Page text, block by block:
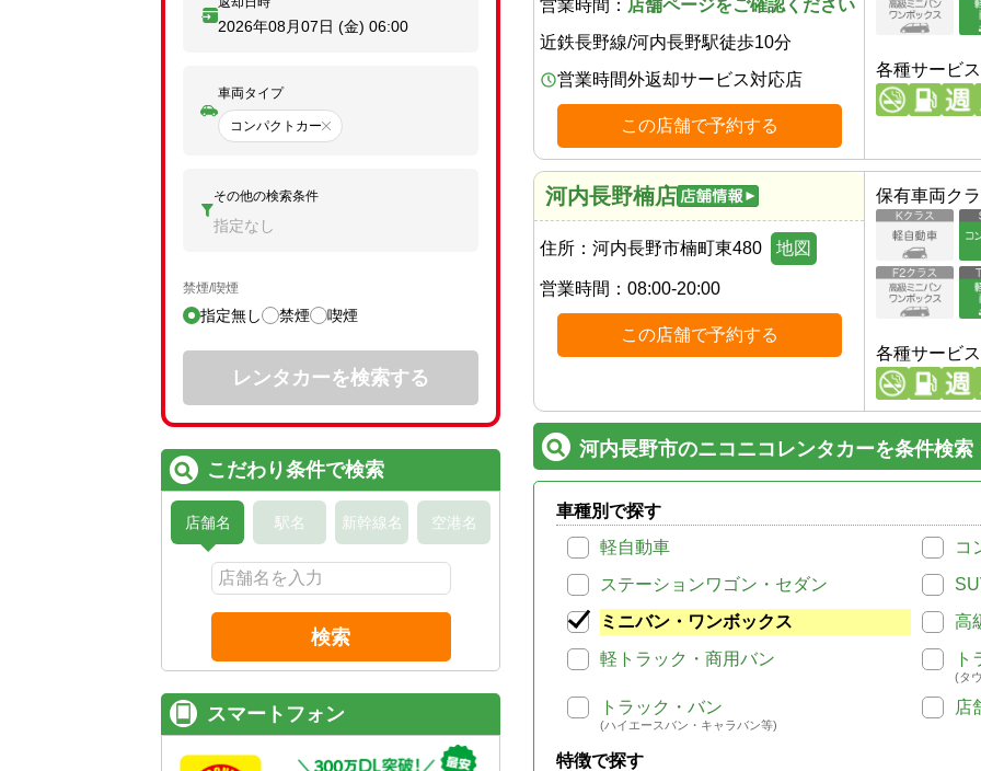
営業時間： 店舗ページをご確認ください
近鉄長野線/河内長野駅徒歩10分
営業時間外返却サービス対応店
この店舗で予約する
各種サービス
河内長野楠店
住所： 河内長野市楠町東480 地図
営業時間： 08:00-20:00
この店舗で予約する
保有車両ク
各種サービス
河内長野市のニコニコレンタカーを条件検索
車種別で探す
軽自動車
コ
ステーションワゴン・セダン
ミニバン・ワンボックス
高
軽トラック・商用バン
ト
(タ
トラック・バン
(ハイエースバン・キャラバン等)
店
特徴で探す
2026年08月07日 (金) 06:00
車両タイプ
コンパクトカー
その他の検索条件
指定なし
禁煙/喫煙
指定無し 禁煙 喫煙
レンタカーを検索する
こだわり条件で検索
店舗名 駅名 新幹線名 空港名
検索
スマートフォン